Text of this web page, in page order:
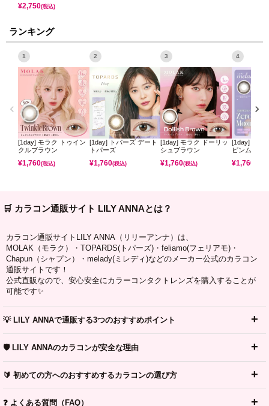
¥2,750(税込)
ランキング
1
[1day] モラク トゥイン
クルブラウン
¥1,760(税込)
2
[1day] トパーズ デート
トパーズ
¥1,760(税込)
3
[1day] モラク ドーリッ
シュブラウン
¥1,760(税込)
4
[1day] ミレ
ピンムーン
¥1,760
🛒 カラコン通販サイト LILY ANNAとは？
カラコン通販サイトLILY ANNA（リリーアンナ）は、
MOLAK（モラク）・TOPARDS(トパーズ)・feliamo(フェリアモ)・
Chapun（シャプン）・melady(ミレディ)などのメーカー公式のカラコン
通販サイトです！
公式直販なので、安心安全にカラーコンタクトレンズを購入することが
可能です✨
💡 LILY ANNAで通販する3つのおすすめポイント
🛡️ LILY ANNAのカラコンが安全な理由
🔰 初めての方へのおすすめするカラコンの選び方
❓ よくある質問（FAQ）